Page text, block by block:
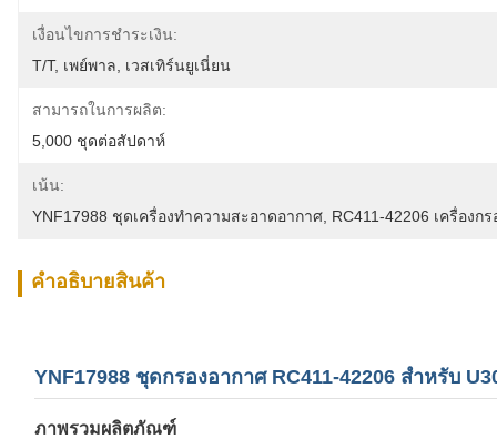
เงื่อนไขการชำระเงิน:
T/T, เพย์พาล, เวสเทิร์นยูเนี่ยน
สามารถในการผลิต:
5,000 ชุดต่อสัปดาห์
เน้น:
YNF17988 ชุดเครื่องทําความสะอาดอากาศ RC411-42206 เครื่องก
คําอธิบายสินค้า
YNF17988 ชุดกรองอากาศ RC411-42206 สำหรับ
ภาพรวมผลิตภัณฑ์